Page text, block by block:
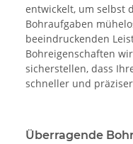
entwickelt, um selbst
Bohraufgaben
beeindruckenden
Bohreigenschaften
sicherstellen, dass
schneller und
Überragende